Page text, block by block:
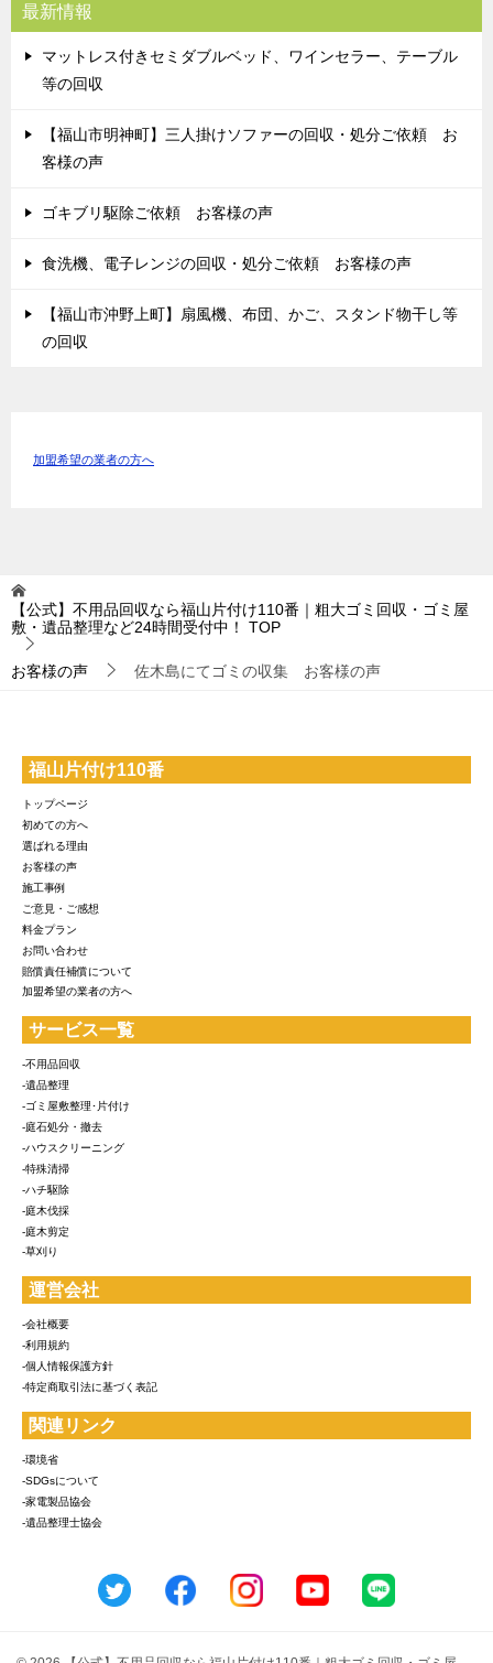
最新情報
マットレス付きセミダブルベッド、ワインセラー、テーブル
等の回収
【福山市明神町】三人掛けソファーの回収・処分ご依頼 お
客様の声
ゴキブリ駆除ご依頼 お客様の声
食洗機、電子レンジの回収・処分ご依頼 お客様の声
【福山市沖野上町】扇風機、布団、かご、スタンド物干し等
の回収
加盟希望の業者の方へ
【公式】不用品回収なら福山片付け110番｜粗大ゴミ回収・ゴミ屋
敷・遺品整理など24時間受付中！
TOP
お客様の声 佐木島にてゴミの収集 お客様の声
福山片付け110番
トップページ
初めての方へ
選ばれる理由
お客様の声
施工事例
ご意見・ご感想
料金プラン
お問い合わせ
賠償責任補償について
加盟希望の業者の方へ
サービス一覧
-不用品回収
-遺品整理
-ゴミ屋敷整理･片付け
-庭石処分・撤去
-ハウスクリーニング
-特殊清掃
-ハチ駆除
-庭木伐採
-庭木剪定
-草刈り
運営会社
-会社概要
-利用規約
-個人情報保護方針
-特定商取引法に基づく表記
関連リンク
-環境省
-SDGsについて
-家電製品協会
-遺品整理士協会